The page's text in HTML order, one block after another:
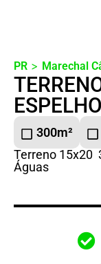
PR > Marechal
300m²
Terreno 15x20
Águas